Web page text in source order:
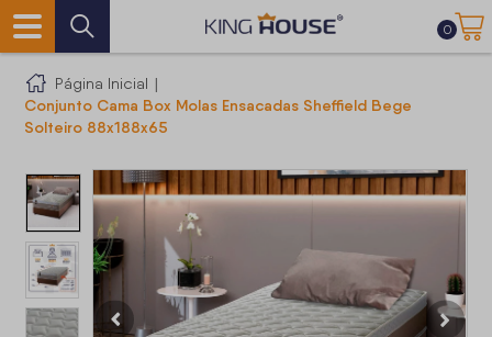
0
Página Inicial |
Conjunto Cama Box Molas Ensacadas Sheffield Bege
Solteiro 88x188x65